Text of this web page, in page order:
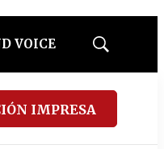
VOICE
Mostrar
IMPRESA